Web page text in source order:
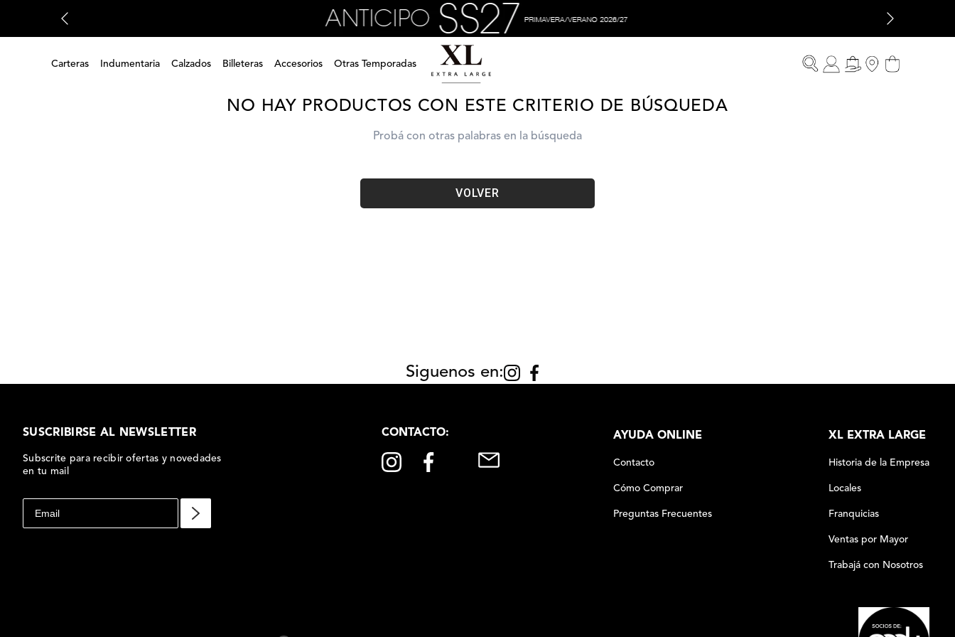
Carteras Indumentaria Calzados Billeteras Accesorios Otras Temporadas
cartera-katy-cartera-xv6wli05c0201
NO HAY PRODUCTOS CON ESTE CRITERIO DE BÚSQUEDA
Probá con otras palabras en la búsqueda
VOLVER
Siguenos en:
SUSCRIBIRSE AL NEWSLETTER
Subscrite para recibir ofertas y novedades
en tu mail
CONTACTO: AYUDA ONLINE
Contacto
Cómo Comprar
Preguntas Frecuentes
XL EXTRA LARGE
Historia de la Empresa
Locales
Franquicias
Ventas por Mayor
Trabajá con Nosotros